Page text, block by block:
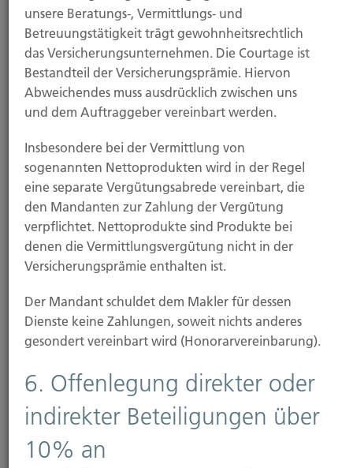
Wie können wir Ihnen helfen?
unsere Beratungs-, Vermittlungs- und
Betreuungstätigkeit trägt gewohnheitsrechtlich
das Versicherungsunternehmen. Die Courtage ist
Bestandteil der Versicherungsprämie. Hiervon
Abweichendes muss ausdrücklich zwischen uns
und dem Auftraggeber vereinbart werden.
Insbesondere bei der Vermittlung von
sogenannten Nettoprodukten wird in der Regel
eine separate Vergütungsabrede vereinbart, die
den Mandanten zur Zahlung der Vergütung
verpflichtet. Nettoprodukte sind Produkte bei
denen die Vermittlungsvergütung nicht in der
Versicherungsprämie enthalten ist.
Der Mandant schuldet dem Makler für dessen
Dienste keine Zahlungen, soweit nichts anderes
gesondert vereinbart wird (Honorarvereinbarung).
6. Offenlegung direkter oder
indirekter Beteiligungen über
10% an